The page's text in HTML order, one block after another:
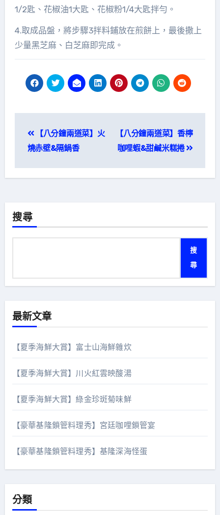
1/2匙、花椒油1大匙、花椒粉1/4大匙拌勻。
4.取成品盤，將步驟3拌料鋪放在煎餅上，最後撒上
少量黑芝麻、白芝麻即完成。
章
覽
【八分鐘兩道菜】火
燒赤壁&隔鍋香
【八分鐘兩道菜】香檸
咖哩蝦&甜鹹米糕捲
搜尋
搜
尋
最新文章
【夏季海鮮大賞】富士山海鮮雜炊
【夏季海鮮大賞】川火紅雲映酸湯
【夏季海鮮大賞】綠金珍斑菊味鮮
【豪華基隆鎖管料理秀】宮廷咖哩鎖管宴
【豪華基隆鎖管料理秀】基隆深海怪蛋
分類